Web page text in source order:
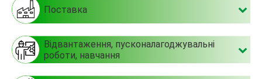
Поставка
Відвантаження, пусконалагоджувальні
роботи, навчання